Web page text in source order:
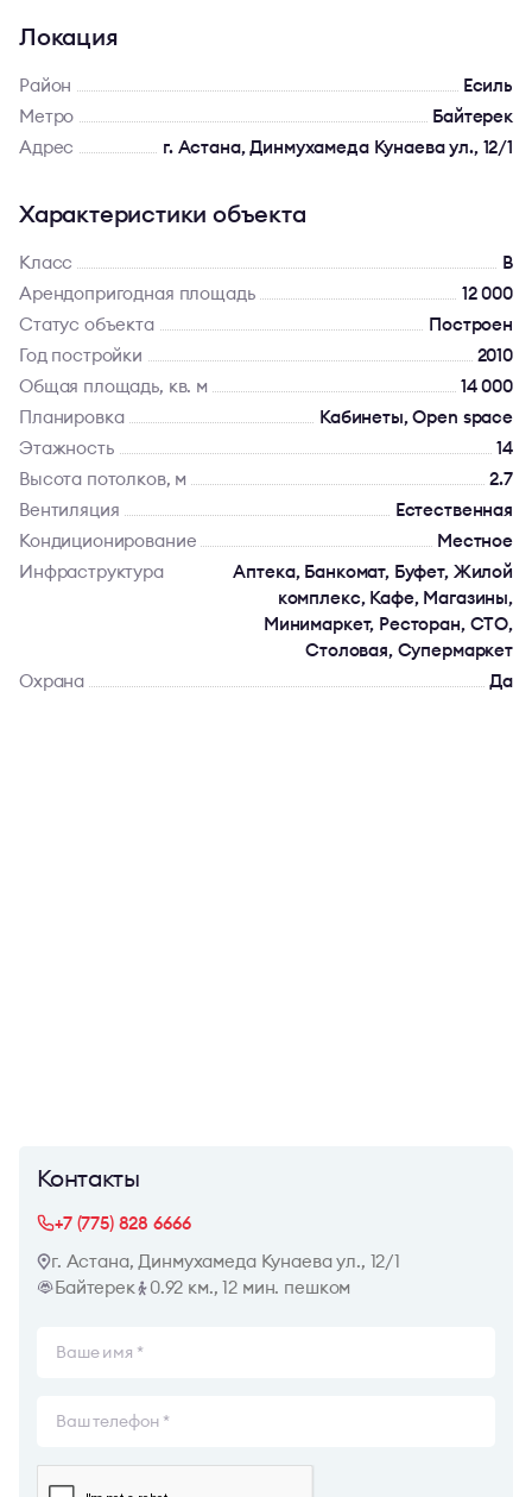
Локация
Район
Есиль
Метро
Байтерек
Адрес
г. Астана, Динмухамеда Кунаева ул., 12/1
Характеристики объекта
Класс
B
Арендопригодная площадь
12 000
Статус объекта
Построен
Год постройки
2010
Общая площадь, кв. м
14 000
Планировка
Кабинеты, Open space
Этажность
14
Высота потолков, м
2.7
Вентиляция
Естественная
Кондиционирование
Местное
Инфраструктура
Аптека, Банкомат, Буфет, Жилой
комплекс, Кафе, Магазины,
Минимаркет, Ресторан, СТО,
Столовая, Супермаркет
Охрана
Да
Контакты
+7 (775) 828 6666
г. Астана, Динмухамеда Кунаева ул., 12/1
Байтерек
0.92 км., 12 мин. пешком